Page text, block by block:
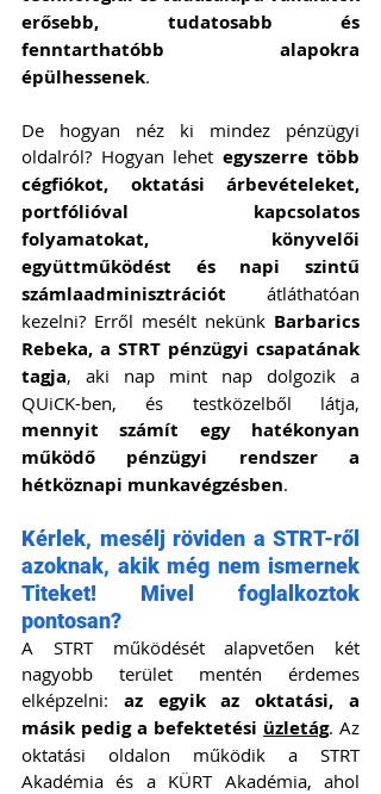
erősebb, tudatosabb és
fenntarthatóbb alapokra
épülhessenek.
De hogyan néz ki mindez pénzügyi
oldalról? Hogyan lehet egyszerre több
cégfiókot, oktatási árbevételeket,
portfólióval kapcsolatos
folyamatokat, könyvelői
együttműködést és napi szintű
számlaadminisztrációt átláthatóan
kezelni? Erről mesélt nekünk Barbarics
Rebeka, a STRT pénzügyi csapatának
tagja, aki nap mint nap dolgozik a
mennyit számít egy hatékonyan
működő pénzügyi rendszer a
hétköznapi munkavégzésben.
Kérlek, mesélj röviden a STRT-ről
azoknak, akik még nem ismernek
Titeket! Mivel foglalkoztok
pontosan?
A STRT működését alapvetően két
nagyobb terület mentén érdemes
elképzelni: az egyik az oktatási, a
másik pedig a befektetési üzletág. Az
oktatási oldalon működik a STRT